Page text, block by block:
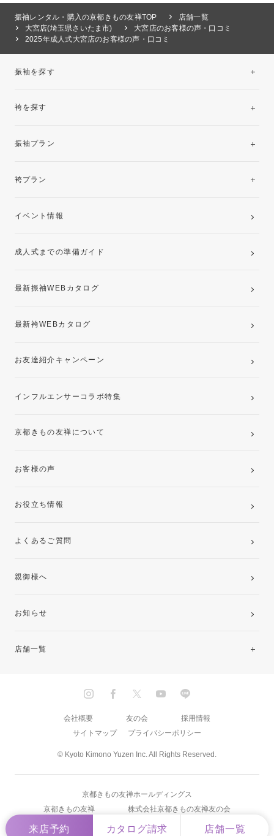
振袖レンタル・購入の京都きもの友禅TOP
店舗一覧
大宮店(埼玉県さいたま市)
大宮店のお客様の声・口コミ
2025年成人式大宮店のお客様の声・口コミ
来店予約 カタログ請求 店舗一覧
振袖を探す
袴を探す
振袖プラン
レンタルプラン
袴プラン
卒業袴レンタルプラン
イベント情報
成人式までの準備ガイド
最新振袖WEBカタログ
最新袴WEBカタログ
お友達紹介キャンペーン
インフルエンサーコラボ特集
京都きもの友禅について
お客様の声
お役立ち情報
よくあるご質問
親御様へ
お知らせ
店舗一覧
九州
© Kyoto Kimono Yuzen Inc. All Rights Reserved.
会社概要 友の会
採用情報
サイトマップ
プライバシーポリシー
京都きもの友禅ホールディングス
京都きもの友禅
株式会社京都きもの友禅友の会